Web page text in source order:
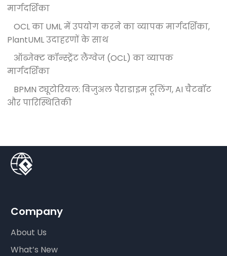
मार्गदर्शिका
OCL का UML में उपयोग करने का व्यापक मार्गदर्शिका,
PlantUML उदाहरणों के साथ
ऑब्जेक्ट कॉन्स्ट्रेंट लैंग्वेज (OCL) का व्यापक
मार्गदर्शिका
BPMN ट्यूटोरियल: विजुअल पैराडाइम टूलिंग, AI चैटबॉट
और पारिस्थितिकी
Company
About Us
What’s New